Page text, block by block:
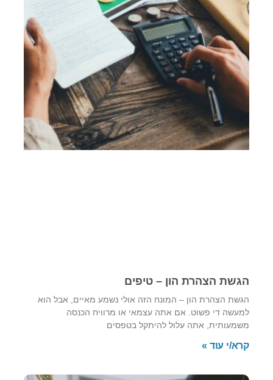
הגשת הצהרת הון – טיפים
הגשת הצהרת הון – המונח הזה אולי נשמע מאיים, אבל הוא
למעשה די פשוט. אם אתה עצמאי או מרוויח הכנסה
משמעותית, אתה עלול להיתקל בטפסים
קרא/י עוד »